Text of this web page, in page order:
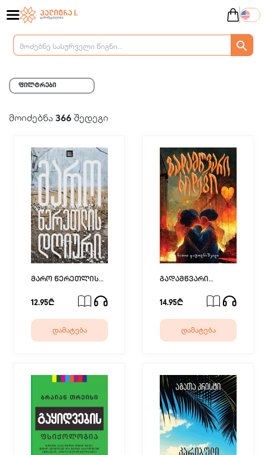
ფილტრები
მოიძებნა 366 შედეგი
მარო წერეთლის
12.95₾
დამატება
გადამწვარი
14.95₾
დამატება